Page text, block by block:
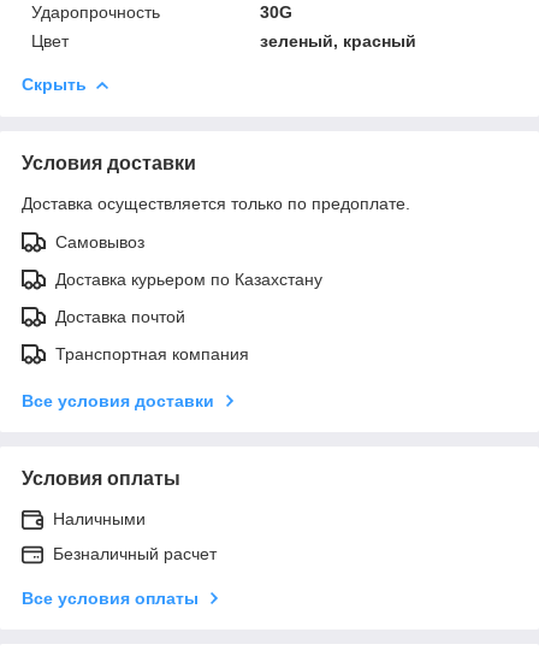
Ударопрочность
30G
Цвет
зеленый, красный
Скрыть
Условия доставки
Доставка осуществляется только по предоплате.
Самовывоз
Доставка курьером по Казахстану
Доставка почтой
Транспортная компания
Все условия доставки
Условия оплаты
Наличными
Безналичный расчет
Все условия оплаты